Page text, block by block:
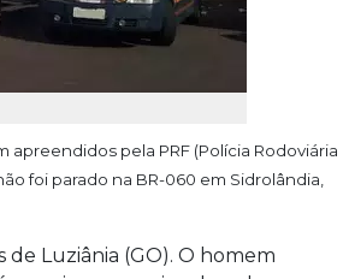
pela PRF (Polícia Rodoviária
foi parado na BR-060 em Sidrolândia,
Luziânia (GO). O homem